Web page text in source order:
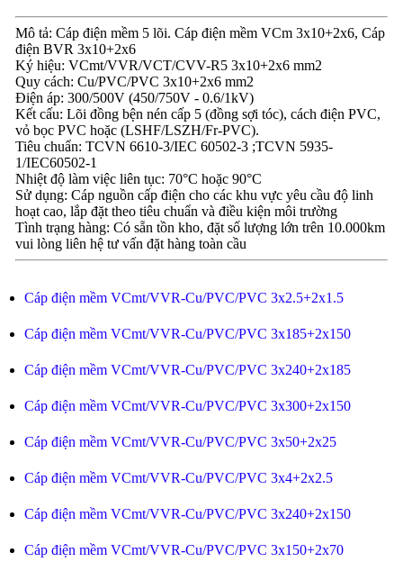
Mô tả: Cáp điện mềm 5 lõi. Cáp điện mềm VCm 3x10+2x6, Cáp
điện BVR 3x10+2x6
Ký hiệu: VCmt/VVR/VCT/CVV-R5 3x10+2x6 mm2
Quy cách: Cu/PVC/PVC 3x10+2x6 mm2
Điện áp: 300/500V (450/750V - 0.6/1kV)
Kết cấu: Lõi đồng bện nén cấp 5 (đồng sợi tóc), cách điện PVC,
vỏ bọc PVC hoặc (LSHF/LSZH/Fr-PVC).
Tiêu chuẩn: TCVN 6610-3/IEC 60502-3 ;TCVN 5935-
1/IEC60502-1
Nhiệt độ làm việc liên tục: 70°C hoặc 90°C
Sử dụng: Cáp nguồn cấp điện cho các khu vực yêu cầu độ linh
hoạt cao, lắp đặt theo tiêu chuẩn và điều kiện môi trường
Tình trạng hàng: Có sẵn tồn kho, đặt số lượng lớn trên 10.000km
vui lòng liên hệ tư vấn đặt hàng toàn cầu
Cáp điện mềm VCmt/VVR-Cu/PVC/PVC 3x2.5+2x1.5
Cáp điện mềm VCmt/VVR-Cu/PVC/PVC 3x185+2x150
Cáp điện mềm VCmt/VVR-Cu/PVC/PVC 3x240+2x185
Cáp điện mềm VCmt/VVR-Cu/PVC/PVC 3x300+2x150
Cáp điện mềm VCmt/VVR-Cu/PVC/PVC 3x50+2x25
Cáp điện mềm VCmt/VVR-Cu/PVC/PVC 3x4+2x2.5
Cáp điện mềm VCmt/VVR-Cu/PVC/PVC 3x240+2x150
Cáp điện mềm VCmt/VVR-Cu/PVC/PVC 3x150+2x70